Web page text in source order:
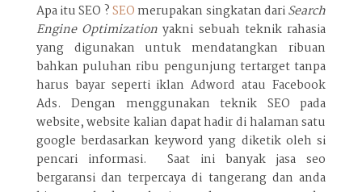
Apa itu SEO ?SEO merupakan singkatan dariSearch
Engine Optimization yakni sebuah teknik rahasia
yang digunakan untuk mendatangkan ribuan
bahkan puluhan ribu pengunjung tertarget tanpa
harus bayar seperti iklan Adword atau Facebook
Ads. Dengan menggunakan teknik SEO pada
website, website kalian dapat hadir di halaman satu
google berdasarkan keyword yang diketik oleh si
pencari informasi. Saat ini banyak jasa seo
bergaransi dan terpercaya di tangerang dan anda